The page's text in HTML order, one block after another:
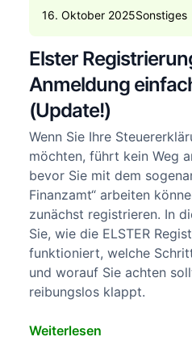
16. Oktober 2025Sonstiges
Elster
Anmeldung
(Update!)
Wenn Sie Ihre
möchten, führt kein Weg
bevor Sie mit dem
Finanzamt“ arbeiten
zunächst registrieren. In
Sie, wie die ELSTER
funktioniert, welche
und worauf Sie achten
reibungslos klappt.
Weiterlesen